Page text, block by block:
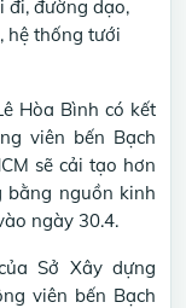
đi, đường dạo,
hệ thống tưới
Hòa Bình có kết
viên bến Bạch
sẽ cải tạo hơn
bằng nguồn kinh
ngày 30.4.
Sở Xây dựng
viên bến Bạch